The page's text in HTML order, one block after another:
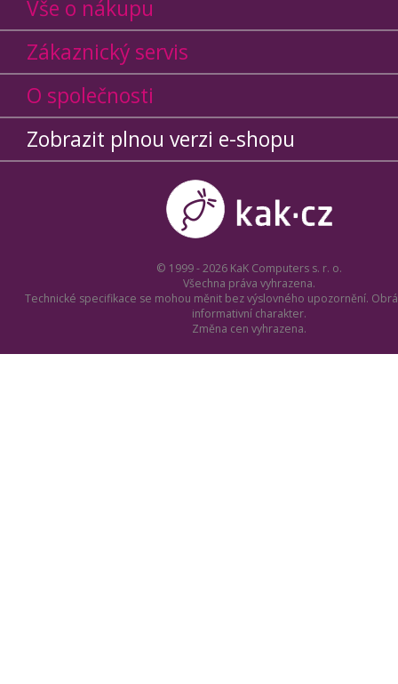
Vše o nákupu
Zákaznický servis
O společnosti
Zobrazit plnou verzi e-shopu
© 1999 - 2026 KaK Computers s. r. o.
Všechna práva vyhrazena.
Technické specifikace se mohou měnit bez výslovného upozornění.
informativní charakter.
Změna cen vyhrazena.